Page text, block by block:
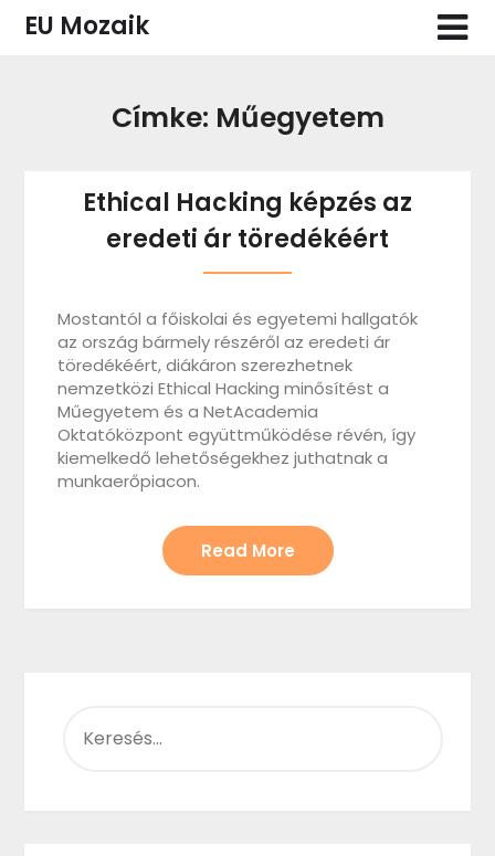
SkipEU Mozaik
Címke: Műegyetem
Ethical Hacking képzés az
eredeti ár töredékéért
Mostantól a főiskolai és egyetemi hallgatók
az ország bármely részéről az eredeti ár
töredékéért, diákáron szerezhetnek
nemzetközi Ethical Hacking minősítést a
Műegyetem és a NetAcademia
Oktatóközpont együttműködése révén, így
kiemelkedő lehetőségekhez juthatnak a
munkaerőpiacon.
Read More